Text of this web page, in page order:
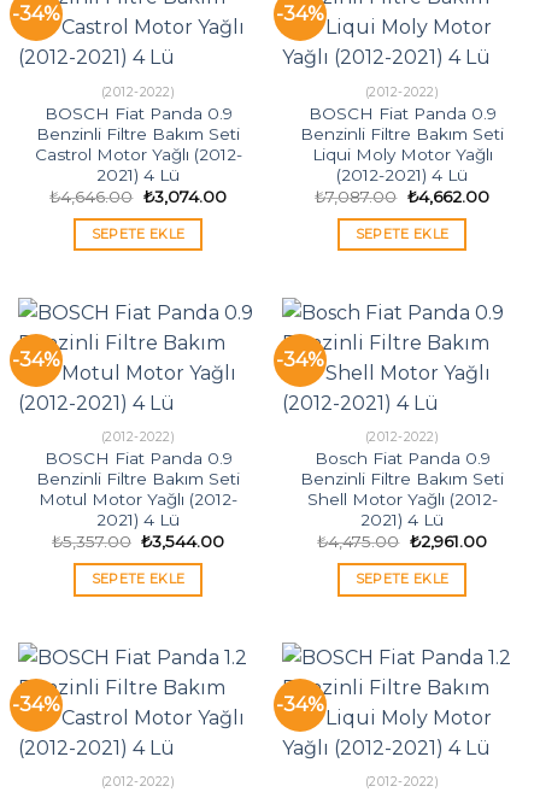
-34%
(2012-2022)
BOSCH Fiat Panda 0.9
Benzinli Filtre Bakım Seti
Castrol Motor Yağlı (2012-
2021) 4 Lü
₺4,646.00 Orijinal
fiyat:
₺4,646.00.
₺3,074.00Şu
SEPETE EKLE
-34%
(2012-2022)
BOSCH Fiat Panda 0.9
Benzinli Filtre Bakım Seti
Liqui Moly Motor Yağlı
(2012-2021) 4 Lü
₺7,087.00 Orijinal
fiyat:
₺7,087.00.
₺4,662.00Şu
SEPETE EKLE
-34%
(2012-2022)
BOSCH Fiat Panda 0.9
Benzinli Filtre Bakım Seti
Motul Motor Yağlı (2012-
2021) 4 Lü
₺5,357.00 Orijinal
fiyat:
₺5,357.00.
₺3,544.00Şu
SEPETE EKLE
-34%
(2012-2022)
Bosch Fiat Panda 0.9
Benzinli Filtre Bakım Seti
Shell Motor Yağlı (2012-
2021) 4 Lü
₺4,475.00 Orijinal
fiyat:
₺4,475.00.
₺2,961.00Şu
SEPETE EKLE
-34%
(2012-2022)
-34%
(2012-2022)